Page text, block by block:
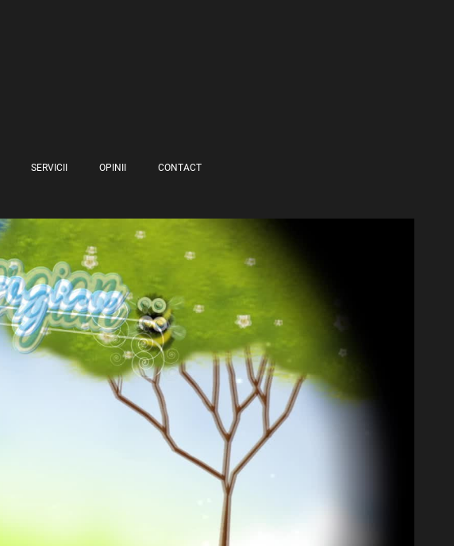
SERVICII OPINII CONTACT